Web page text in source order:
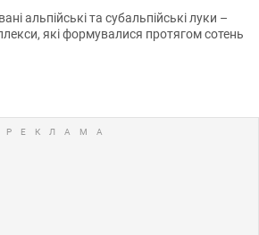
альпійські та субальпійські луки –
які формувалися протягом сотень